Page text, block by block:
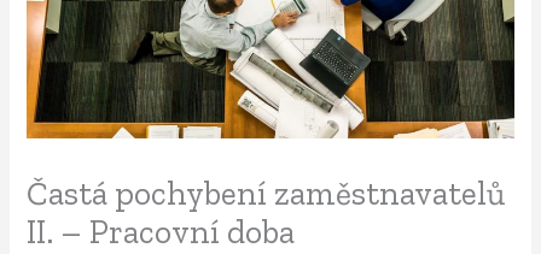
Častá pochybení zaměstnavatelů
II. – Pracovní doba